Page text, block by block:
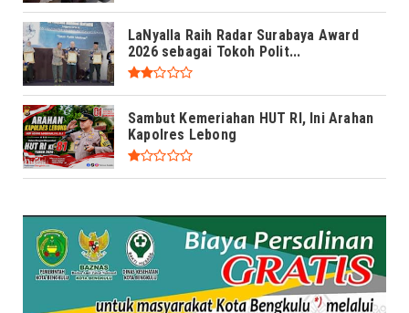
LaNyalla Raih Radar Surabaya Award
2026 sebagai Tokoh Polit...
Sambut Kemeriahan HUT RI, Ini Arahan
Kapolres Lebong